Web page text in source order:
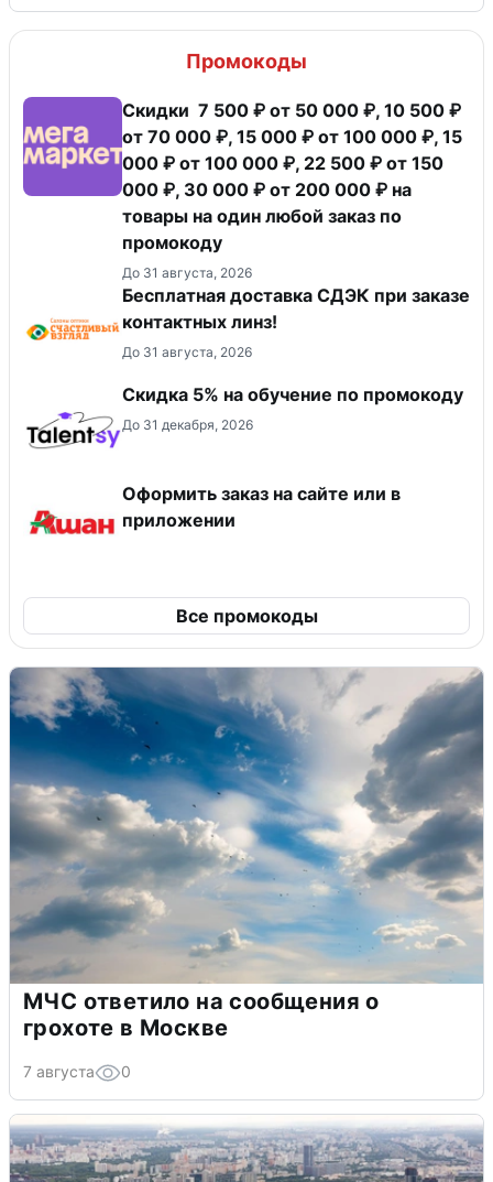
Промокоды
Скидки 7 500 ₽ от 50 000 ₽, 10 500 ₽
от 70 000 ₽, 15 000 ₽ от 100 000 ₽, 15
000 ₽ от 100 000 ₽, 22 500 ₽ от 150
000 ₽, 30 000 ₽ от 200 000 ₽ на
товары на один любой заказ по
промокоду
До 31 августа, 2026
Бесплатная доставка СДЭК при заказе
контактных линз!
До 31 августа, 2026
Скидка 5% на обучение по промокоду
До 31 декабря, 2026
Оформить заказ на сайте или в
приложении
Все промокоды
МЧС ответило на сообщения о
грохоте в Москве
7 августа 0